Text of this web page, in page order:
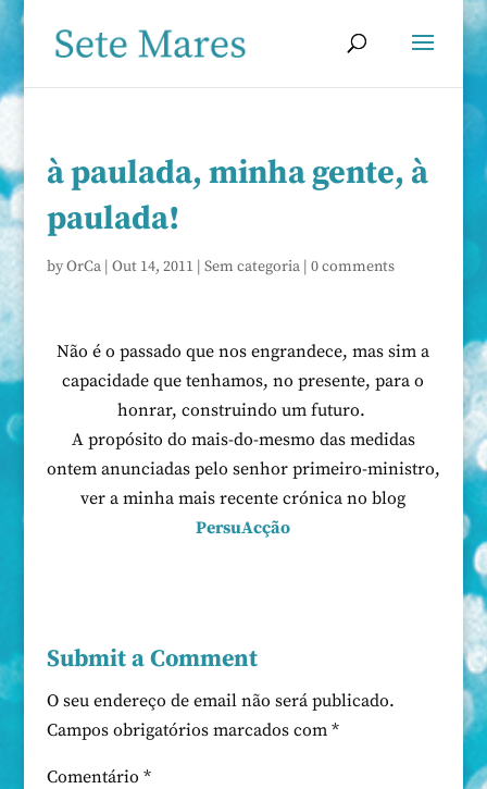
à paulada, minha gente, à
paulada!
byOrCa| Out 14, 2011 | Sem categoria| 0 comments
Não é o passado que nos engrandece, mas sim a
capacidade que tenhamos, no presente, para o
honrar, construindo um futuro.
A propósito do mais-do-mesmo das medidas
ontem anunciadas pelo senhor primeiro-ministro,
ver a minha mais recente crónica no blog
PersuAcção
Submit a Comment
O seu endereço de email não será publicado.
Campos obrigatórios marcados com *
Comentário *